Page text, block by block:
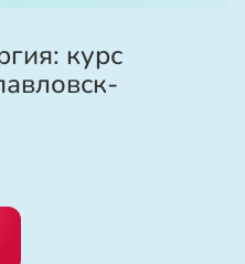
курс